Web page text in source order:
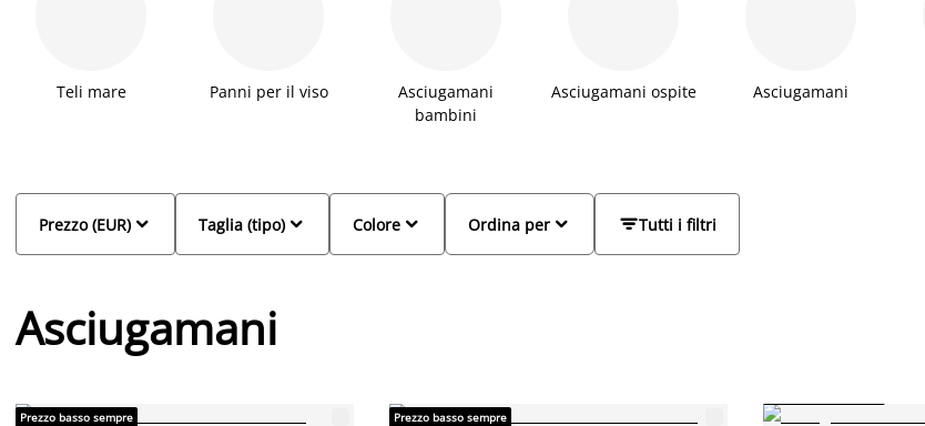
Teli mare Panni per il viso
Asciugamani
bambini
Asciugamani ospite Asciugamani

Prezzo (EUR) 
Taglia (tipo) 
Colore Tutti i filtri

Ordina per
Asciugamani
Prezzo basso sempre Prezzo basso sempre